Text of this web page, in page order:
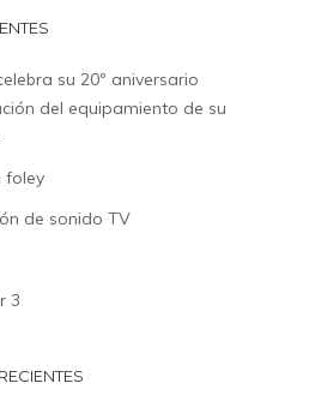
su 20º aniversario
del equipamiento de su
foley
de sonido TV
3